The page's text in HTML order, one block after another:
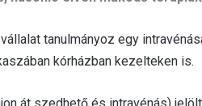
tanulmányoz egy
kórházban kezelteken is.
át szedhető és intravénás)